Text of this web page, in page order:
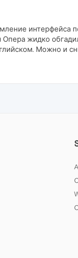
интерфейса
Опера жидко
Можно и